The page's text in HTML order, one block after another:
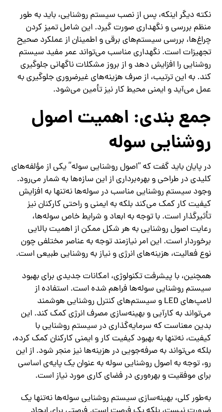
نکته دیگر اینکه، پس از نصب سیستم روشنایی، باید به طور
منظم بررسی و نگهداری صورت گیرد. این شامل تمیز کردن
چراغ‌ها، بررسی سیستم‌های برقی و اطمینان از عملکرد صحیح
تجهیزات است. نگهداری مناسب می‌تواند عمر مفید سیستم
روشنایی را افزایش دهد و از بروز مشکلات ناگهانی جلوگیری
کند. به این ترتیب، از صرف هزینه‌های غیرضروری جلوگیری به
عمل می‌آید و ایمنی محیط کار نیز تأمین می‌شود.
جمع‌ بندی: اهمیت اصول
روشنایی سوله
در پایان باید گفت که “اصول روشنایی سوله” یکی از مؤلفه‌های
کلیدی در طراحی و بهره‌برداری از این سازه‌ها به شمار می‌رود.
وجود سیستم روشنایی مناسب در سوله‌ها نه‌تنها به افزایش
کیفیت کار کمک می‌کند بلکه به ایمنی و راحتی کارکنان نیز
تأثیرگذار است. با توجه به ابعاد و شرایط خاص سوله‌ها،
رعایت اصول روشنایی به هر شکل ممکن از اهمیت بالایی
برخوردار است. این امر نیازمند توجه به عناصر مختلفی چون
نوع فعالیت، هزینه‌های انرژی و نیاز به روشنایی طبیعی است.
همچنین، با پیشرفت تکنولوژی، امکانات جدیدی برای بهبود
سیستم روشنایی سوله‌ها فراهم شده است. استفاده از
لامپ‌های LED و سیستم‌های کنترل روشنایی هوشمند
می‌تواند به کارآیی و بهینه‌سازی مصرف انرژی کمک کند. این
بدین معناست که سرمایه‌گذاری در سیستم روشنایی با
کیفیت، نه‌تنها به بهبود کیفیت کار و ایمنی کارکنان کمک کرده،
بلکه می‌تواند به صرفه‌جویی در هزینه‌ها نیز منجر شود. از این
رو، توجه به اصول روشنایی سوله به عنوان یک پایه‌ی اساسی
برای موفقیت و بهره‌وری در فضای کاری مورد نیاز است.
به‌طور کلی، بهینه‌سازی سیستم روشنایی سوله‌ها نه‌تنها یک